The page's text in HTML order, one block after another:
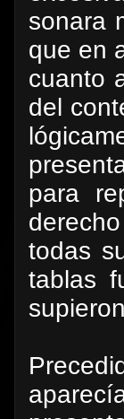
sonara
que en
cuanto
del
para
todas
tablas